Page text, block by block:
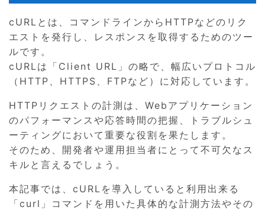
cURLとは、コマンドラインからHTTPなどのリク
エストを発行し、レスポンスを取得するためのツー
ルです。
cURLは「Client URL」の略で、幅広いプロトコル
（HTTP、HTTPS、FTPなど）に対応しています。
HTTPリクエストの計測は、Webアプリケーション
のパフォーマンスや応答時間の把握、トラブルシュ
ーティングにおいて重要な役割を果たします。
そのため、開発者や運用担当者にとって不可欠なス
キルと言えるでしょう。
本記事では、cURLを導入していると利用出来る
「curl」コマンドを用いた具体的な計測方法やその